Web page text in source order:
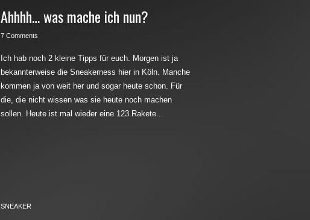
Ahhhh… was mache ich nun?
7 Comments
Ich hab noch 2 kleine Tipps für euch. Morgen ist ja
bekannterweise die Sneakerness hier in Köln. Manche
kommen ja von weit her und sogar heute schon. Für
die, die nicht wissen was sie heute noch machen
sollen. Heute ist mal wieder eine 123 Rakete...
SNEAKER